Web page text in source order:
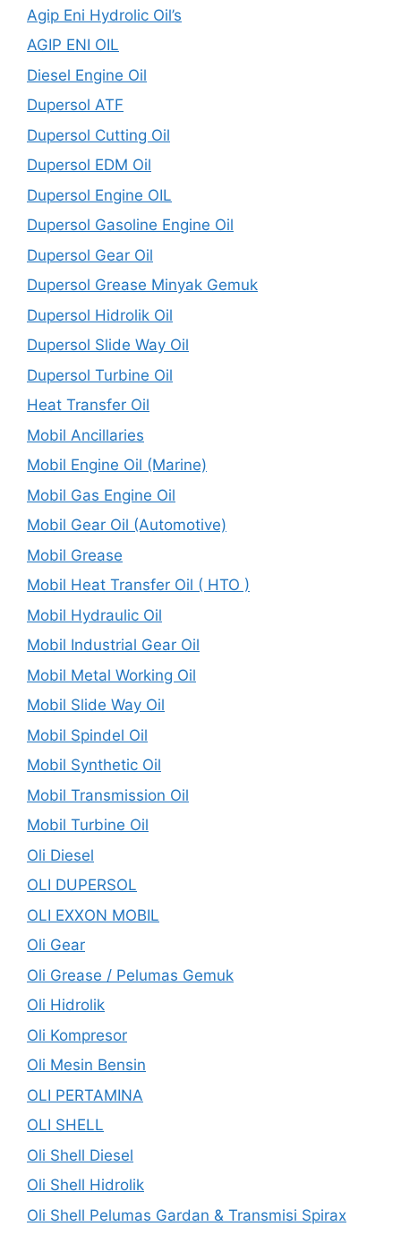
Agip Eni Hydrolic Oil’s
AGIP ENI OIL
Diesel Engine Oil
Dupersol ATF
Dupersol Cutting Oil
Dupersol EDM Oil
Dupersol Engine OIL
Dupersol Gasoline Engine Oil
Dupersol Gear Oil
Dupersol Grease Minyak Gemuk
Dupersol Hidrolik Oil
Dupersol Slide Way Oil
Dupersol Turbine Oil
Heat Transfer Oil
Mobil Ancillaries
Mobil Engine Oil (Marine)
Mobil Gas Engine Oil
Mobil Gear Oil (Automotive)
Mobil Grease
Mobil Heat Transfer Oil ( HTO )
Mobil Hydraulic Oil
Mobil Industrial Gear Oil
Mobil Metal Working Oil
Mobil Slide Way Oil
Mobil Spindel Oil
Mobil Synthetic Oil
Mobil Transmission Oil
Mobil Turbine Oil
Oli Diesel
OLI DUPERSOL
OLI EXXON MOBIL
Oli Gear
Oli Grease / Pelumas Gemuk
Oli Hidrolik
Oli Kompresor
Oli Mesin Bensin
OLI PERTAMINA
OLI SHELL
Oli Shell Diesel
Oli Shell Hidrolik
Oli Shell Pelumas Gardan & Transmisi Spirax